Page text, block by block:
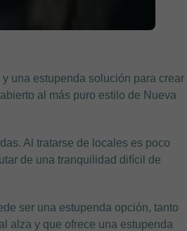
una estupenda solución para crear
al más puro estilo de Nueva
Al tratarse de locales es poco
de una tranquilidad difícil de
ser una estupenda opción, tanto
alza y que ofrece una estupenda